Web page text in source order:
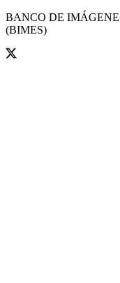
BANCO DE
(BIMES)